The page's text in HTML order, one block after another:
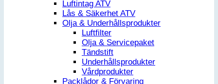
Luftintag ATV
Lås & Säkerhet ATV
Olja & Underhållsprodukter
Luftfilter
Olja & Servicepaket
Tändstift
Underhållsprodukter
Vårdprodukter
Packlådor & Förvaring